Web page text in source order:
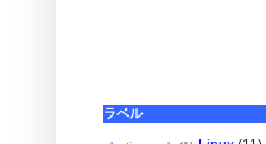
ラベル